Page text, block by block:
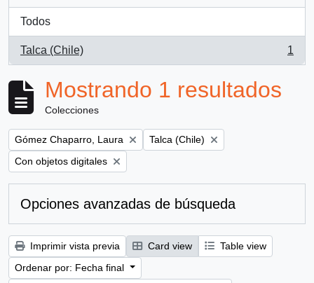
Todos
Talca (Chile)
, 1 resultados
1
Mostrando 1 resultados
Colecciones
Remove filter:
Gómez Chaparro, Laura Remove filter:
Talca (Chile)
Remove filter:
Con objetos digitales
Opciones avanzadas de búsqueda
Imprimir vista previa Card view
Table view
Ordenar por: Fecha final